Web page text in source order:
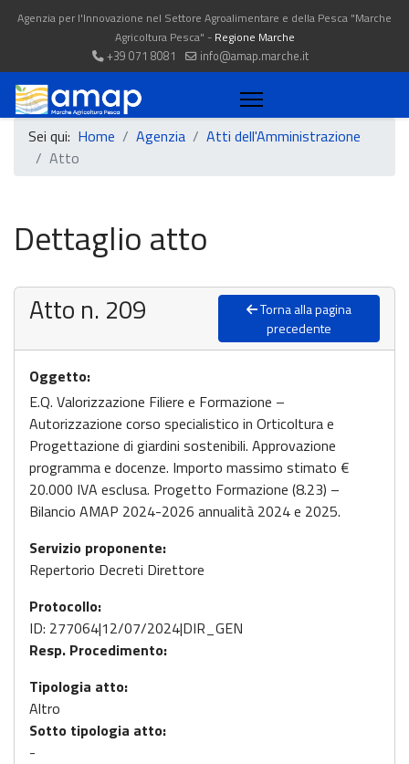
Agenzia per l'Innovazione nel Settore Agroalimentare e della Pesca "Marche
Agricoltura Pesca" - Regione Marche
+39 071 8081
info@amap.marche.it
Sei qui: Home Agenzia
Atti dell'Amministrazione
Atto
Dettaglio atto
Atto n. 209
Torna alla pagina
precedente
Oggetto:
E.Q. Valorizzazione Filiere e Formazione –
Autorizzazione corso specialistico in Orticoltura e
Progettazione di giardini sostenibili. Approvazione
programma e docenze. Importo massimo stimato €
20.000 IVA esclusa. Progetto Formazione (8.23) –
Bilancio AMAP 2024-2026 annualità 2024 e 2025.
Servizio proponente:
Repertorio Decreti Direttore
Protocollo:
ID: 277064|12/07/2024|DIR_GEN
Resp. Procedimento:
Tipologia atto:
Altro
Sotto tipologia atto:
-